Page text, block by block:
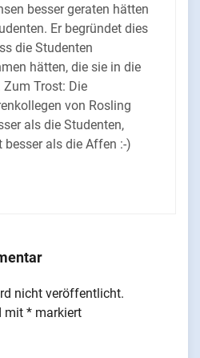
besser geraten hätten
Er begründet dies
die Studenten
hätten, die sie in die
Zum Trost: Die
von Rosling
als die Studenten,
besser als die Affen :-)
nicht veröffentlicht.
mit * markiert